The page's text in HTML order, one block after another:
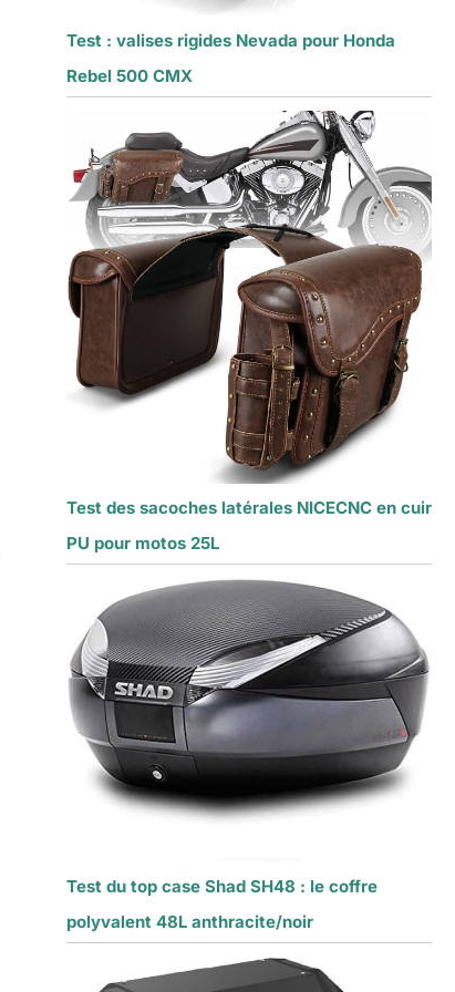
Test : valises rigides Nevada pour Honda
Rebel 500 CMX
Test des sacoches latérales NICECNC en cuir
PU pour motos 25L
Test du top case Shad SH48 : le coffre
polyvalent 48L anthracite/noir